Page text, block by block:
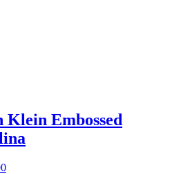
Klein Embossed